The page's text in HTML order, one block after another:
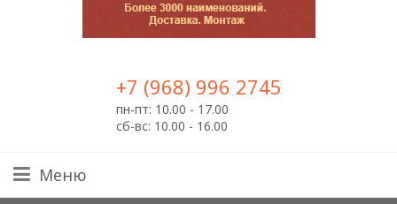
+7 (968) 996 2745
пн-пт: 10.00 - 17.00
сб-вс: 10.00 - 16.00
Меню